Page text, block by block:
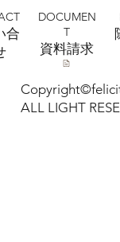
ALL LIGHT
合
DOCUMEN
T
​資料請求